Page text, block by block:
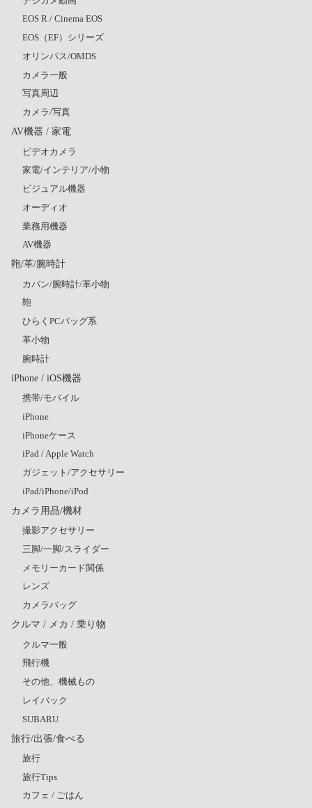
EOS R / Cinema EOS
EOS（EF）シリーズ
オリンパス/OMDS
カメラ一般
写真周辺
カメラ/写真
AV機器 / 家電
ビデオカメラ
家電/インテリア/小物
ビジュアル機器
オーディオ
業務用機器
AV機器
鞄/革/腕時計
カバン/腕時計/革小物
鞄
ひらくPCバッグ系
革小物
腕時計
iPhone / iOS機器
携帯/モバイル
iPhone
iPhoneケース
iPad / Apple Watch
ガジェット/アクセサリー
iPad/iPhone/iPod
カメラ用品/機材
撮影アクセサリー
三脚/一脚/スライダー
メモリーカード関係
レンズ
カメラバッグ
クルマ / メカ / 乗り物
クルマ一般
飛行機
その他、機械もの
レイバック
SUBARU
旅行/出張/食べる
旅行
旅行Tips
カフェ / ごはん